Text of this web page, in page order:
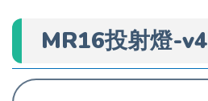
MR16投射燈-v4